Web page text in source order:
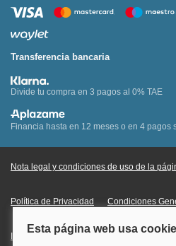
Transferencia bancaria
Divide tu compra en 3 pagos al 0% TAE
Financia hasta en 12 meses o en 4 pagos
Nota legal y condiciones de uso de la
Política de Privacidad Condiciones
Información Legal sobre Mercados en Línea